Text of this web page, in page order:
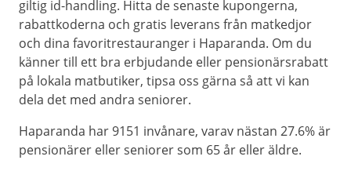
giltig id-handling. Hitta de senaste kupongerna,
rabattkoderna och gratis leverans från matkedjor
och dina favoritrestauranger i Haparanda. Om du
känner till ett bra erbjudande eller pensionärsrabatt
på lokala matbutiker, tipsa oss gärna så att vi kan
dela det med andra seniorer.
Haparanda har 9151 invånare, varav nästan 27.6% är
pensionärer eller seniorer som 65 år eller äldre.